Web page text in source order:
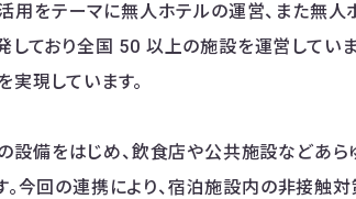
をテーマに無人ホテルの運営、また無人
しており全国 50 以上の施設を運営してい
現しています。
設備をはじめ、飲食店や公共施設などあら
今回の連携により、宿泊施設内の非接触